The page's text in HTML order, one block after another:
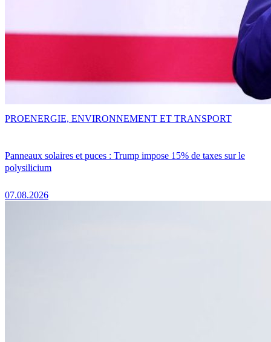
Panneaux solaires et puces : Trump impose 15% de taxes sur le
polysilicium
07.08.2026
PROENERGIE, ENVIRONNEMENT ET TRANSPORT